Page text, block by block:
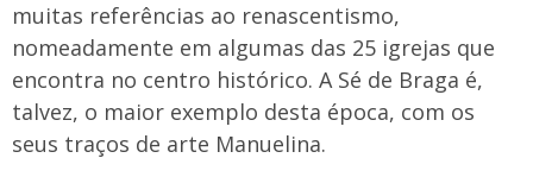
muitas referências ao renascentismo,
nomeadamente em algumas das 25 igrejas que
encontra no centro histórico. A Sé de Braga é,
talvez, o maior exemplo desta época, com os
seus traços de arte Manuelina.